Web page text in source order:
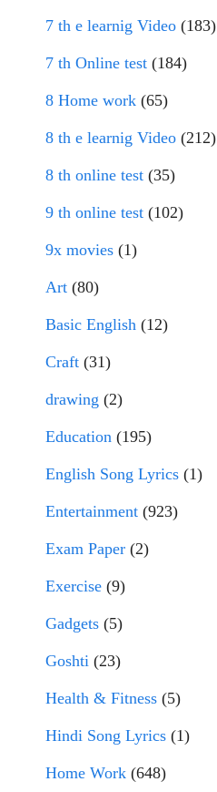
7 th e learnig Video (183)
7 th Online test (184)
8 Home work (65)
8 th e learnig Video (212)
8 th online test (35)
9 th online test (102)
9x movies (1)
Art (80)
Basic English (12)
Craft (31)
drawing (2)
Education (195)
English Song Lyrics (1)
Entertainment (923)
Exam Paper (2)
Exercise (9)
Gadgets (5)
Goshti (23)
Health & Fitness (5)
Hindi Song Lyrics (1)
Home Work (648)